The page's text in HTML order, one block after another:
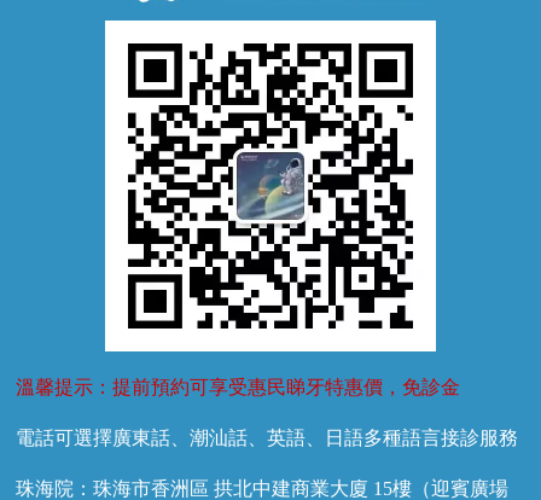
溫馨提示：提前預約可享受惠民睇牙特惠價，免診金
電話可選擇廣東話、潮汕話、英語、日語多種語言接診服務
珠海院：珠海市香洲區 拱北中建商業大廈 15樓（迎賓廣場